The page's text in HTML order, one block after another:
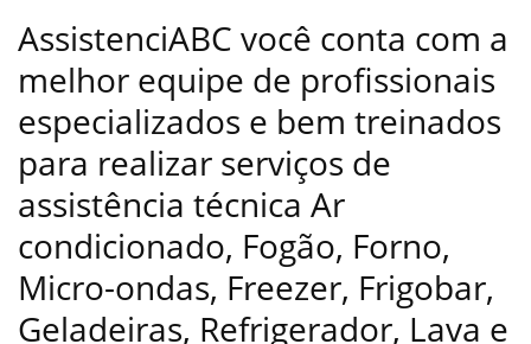
AssistenciABC você conta com a
melhor equipe de profissionais
especializados e bem treinados
para realizar serviços de
assistência técnica Ar
condicionado, Fogão, Forno,
Micro-ondas, Freezer, Frigobar,
Geladeiras, Refrigerador, Lava e